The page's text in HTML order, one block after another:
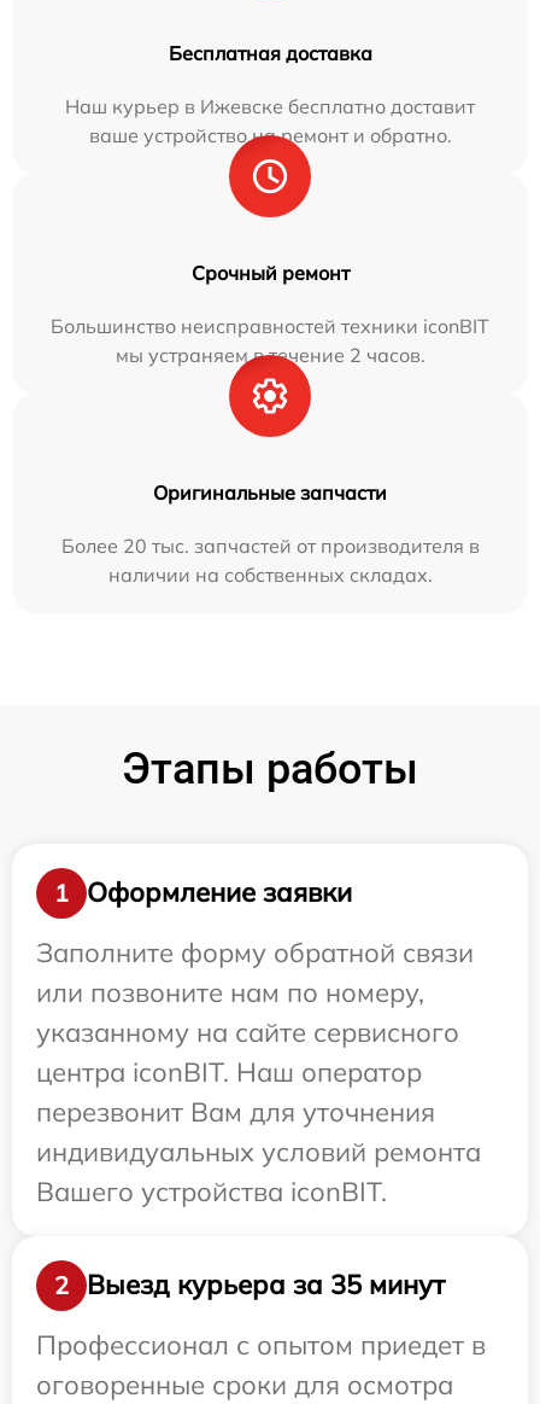
Бесплатная доставка
Наш курьер в Ижевске бесплатно доставит
ваше устройство на ремонт и обратно.
Срочный ремонт
Большинство неисправностей техники iconBIT
мы устраняем в течение 2 часов.
Оригинальные запчасти
Более 20 тыс. запчастей от производителя в
наличии на собственных складах.
Этапы работы
1
Оформление заявки
Заполните форму обратной связи
или позвоните нам по номеру,
указанному на сайте сервисного
центра iconBIT. Наш оператор
перезвонит Вам для уточнения
индивидуальных условий ремонта
Вашего устройства iconBIT.
2
Выезд курьера за 35 минут
Профессионал с опытом приедет в
оговоренные сроки для осмотра